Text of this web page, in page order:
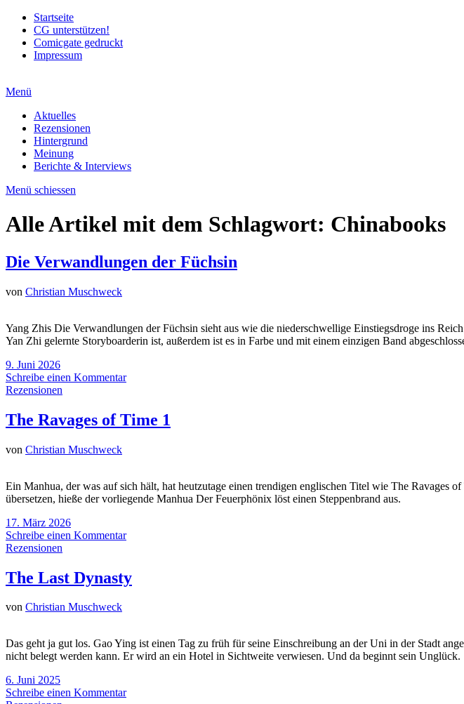
Startseite
CG unterstützen!
Comicgate gedruckt
Impressum
Menü
Aktuelles
Rezensionen
Hintergrund
Meinung
Berichte & Interviews
Menü schiessen
Alle Artikel mit dem Schlagwort: Chinabooks
Die Verwandlungen der Füchsin
von Christian Muschweck
Yang Zhis Die Verwandlungen der Füchsin sieht aus wie die niederschwellige Einstiegsdroge ins
Yan Zhi gelernte Storyboarderin ist, außerdem ist es in Farbe und mit einem einzigen Band
9. Juni 2026
Schreibe einen Kommentar
Rezensionen
The Ravages of Time 1
von Christian Muschweck
Ein Manhua, der was auf sich hält, hat heutzutage einen trendigen englischen Titel wie The Ravages
übersetzen, hieße der vorliegende Manhua Der Feuerphönix löst einen Steppenbrand aus.
17. März 2026
Schreibe einen Kommentar
Rezensionen
The Last Dynasty
von Christian Muschweck
Das geht ja gut los. Gao Ying ist einen Tag zu früh für seine Einschreibung an der Uni in der Stadt
nicht belegt werden kann. Er wird an ein Hotel in Sichtweite verwiesen. Und da beginnt sein Unglück.
6. Juni 2025
Schreibe einen Kommentar